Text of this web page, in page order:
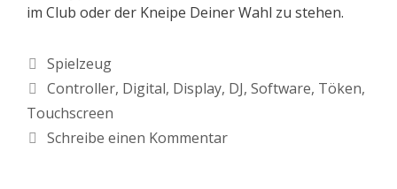
im Club oder der Kneipe Deiner Wahl zu stehen.
Kategorien
Spielzeug
Schlagwörter
Controller, Digital, Display, DJ, Software, Töken,
Touchscreen
Schreibe einen Kommentar